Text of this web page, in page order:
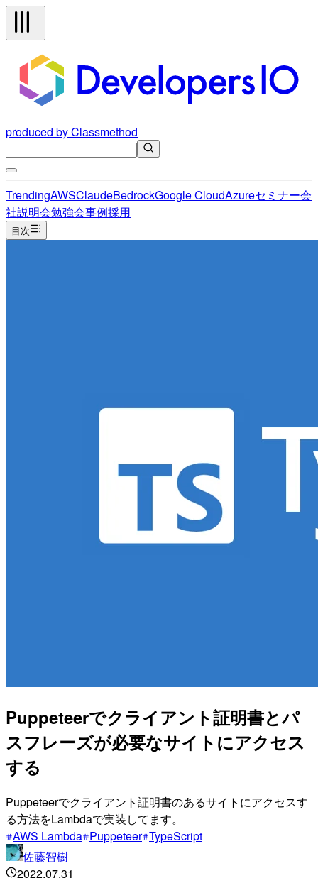
produced by Classmethod
TrendingAWSClaudeBedrockGoogle CloudAzureセミナー会
社説明会勉強会事例採用
目次
Puppeteerでクライアント証明書とパ
スフレーズが必要なサイトにアクセス
する
Puppeteerでクライアント証明書のあるサイトにアクセスす
る方法をLambdaで実装してます。
AWS Lambda Puppeteer TypeScript
佐藤智樹
2022.07.31